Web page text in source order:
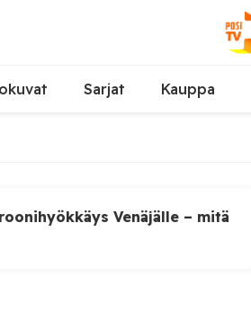
Sarjat Kauppa
Venäjälle – mitä